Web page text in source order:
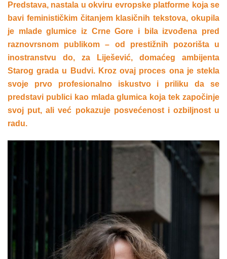
Predstava, nastala u okviru evropske platforme koja se
bavi feminističkim čitanjem klasičnih tekstova, okupila
je mlade glumice iz Crne Gore i bila izvođena pred
raznovrsnom publikom – od prestižnih pozorišta u
inostranstvu do, za Liješević, domaćeg ambijenta
Starog grada u Budvi. Kroz ovaj proces ona je stekla
svoje prvo profesionalno iskustvo i priliku da se
predstavi publici kao mlada glumica koja tek započinje
svoj put, ali već pokazuje posvećenost i ozbiljnost u
radu.